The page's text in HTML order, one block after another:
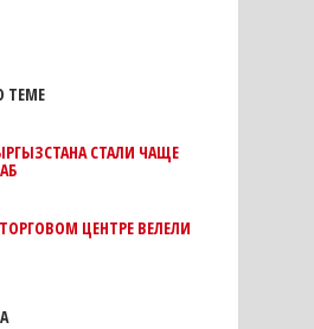
ТЕМЕ
СТАЛИ ЧАЩЕ
ЦЕНТРЕ ВЕЛЕЛИ